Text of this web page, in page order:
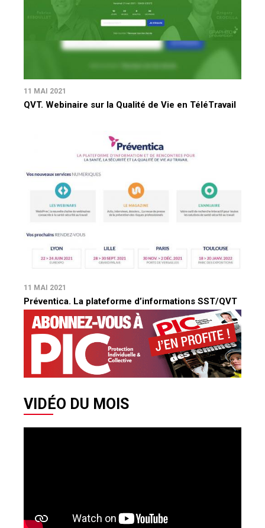
11 MAI 2021
QVT. Webinaire sur la Qualité de Vie en TéléTravail
11 MAI 2021
Préventica. La plateforme d’informations SST/QVT
VIDÉO DU MOIS